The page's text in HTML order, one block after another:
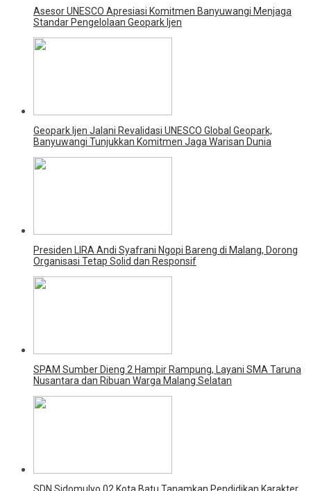
Asesor UNESCO Apresiasi Komitmen Banyuwangi Menjaga
Standar Pengelolaan Geopark Ijen
Geopark Ijen Jalani Revalidasi UNESCO Global Geopark,
Banyuwangi Tunjukkan Komitmen Jaga Warisan Dunia
Presiden LIRA Andi Syafrani Ngopi Bareng di Malang, Dorong
Organisasi Tetap Solid dan Responsif
SPAM Sumber Dieng 2 Hampir Rampung, Layani SMA Taruna
Nusantara dan Ribuan Warga Malang Selatan
SDN Sidomulyo 02 Kota Batu Tanamkan Pendidikan Karakter